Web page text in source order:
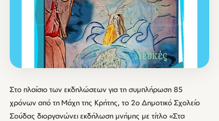
Στο πλαίσιο των εκδηλώσεων για τη συμπλήρωση 85
χρόνων από τη Μάχη της Κρήτης, το 2ο Δημοτικό Σχολείο
Σούδας διοργανώνει εκδήλωση μνήμης με τίτλο «Στα